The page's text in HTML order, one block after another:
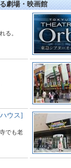
劇場・映画館
る。
ウス]
でも老